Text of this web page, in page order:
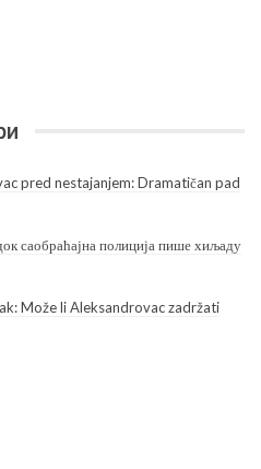
pred nestajanjem: Dramatičan pad
саобраћајна полиција пише хиљаду
Može li Aleksandrovac zadržati